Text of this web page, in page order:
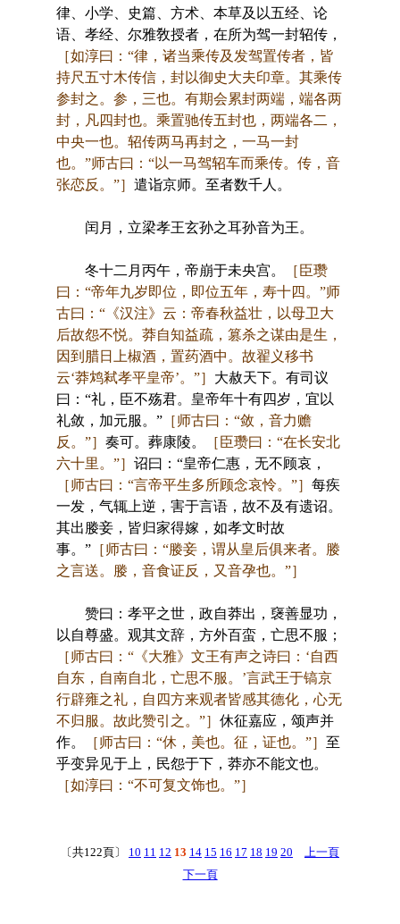
律、小学、史篇、方术、本草及以五经、论
语、孝经、尔雅敎授者，在所为驾一封轺传，
［如淳曰：“律，诸当乘传及发驾置传者，皆
持尺五寸木传信，封以御史大夫印章。其乘传
参封之。参，三也。有期会累封两端，端各两
封，凡四封也。乘置驰传五封也，两端各二，
中央一也。轺传两马再封之，一马一封
也。”师古曰：“以一马驾轺车而乘传。传，音
张恋反。”］ 遣诣京师。至者数千人。
闰月，立梁孝王玄孙之耳孙音为王。
冬十二月丙午，帝崩于未央宫。
［臣瓒
曰：“帝年九岁即位，即位五年，寿十四。”师
古曰：“《汉注》云：帝春秋益壮，以母卫大
后故怨不悦。莽自知益疏，篡杀之谋由是生，
因到腊日上椒酒，置药酒中。故翟义移书
云‘莽鸩弒孝平皇帝’。”］ 大赦天下。有司议
曰：“礼，臣不殇君。皇帝年十有四岁，宜以
礼敛，加元服。”［师古曰：“敛，音力赡
反。”］ 奏可。葬康陵。
［臣瓒曰：“在长安北
六十里。”］ 诏曰：“皇帝仁惠，无不顾哀，
［师古曰：“言帝平生多所顾念哀怜。”］ 每疾
一发，气辄上逆，害于言语，故不及有遗诏。
其出媵妾，皆归家得嫁，如孝文时故
事。”［师古曰：“媵妾，谓从皇后俱来者。媵
之言送。媵，音食证反，又音孕也。”］
赞曰：孝平之世，政自莽出，襃善显功，
以自尊盛。观其文辞，方外百蛮，亡思不服；
［师古曰：“《大雅》文王有声之诗曰：‘自西
自东，自南自北，亡思不服。’言武王于镐京
行辟雍之礼，自四方来观者皆感其德化，心无
不归服。故此赞引之。”］ 休征嘉应，颂声并
作。
［师古曰：“休，美也。征，证也。”］ 至
乎变异见于上，民怨于下，莽亦不能文也。
［如淳曰：“不可复文饰也。”］
〔共122頁〕 10 11 12 13 14 15 16 17 18 19 20
上一頁
下一頁